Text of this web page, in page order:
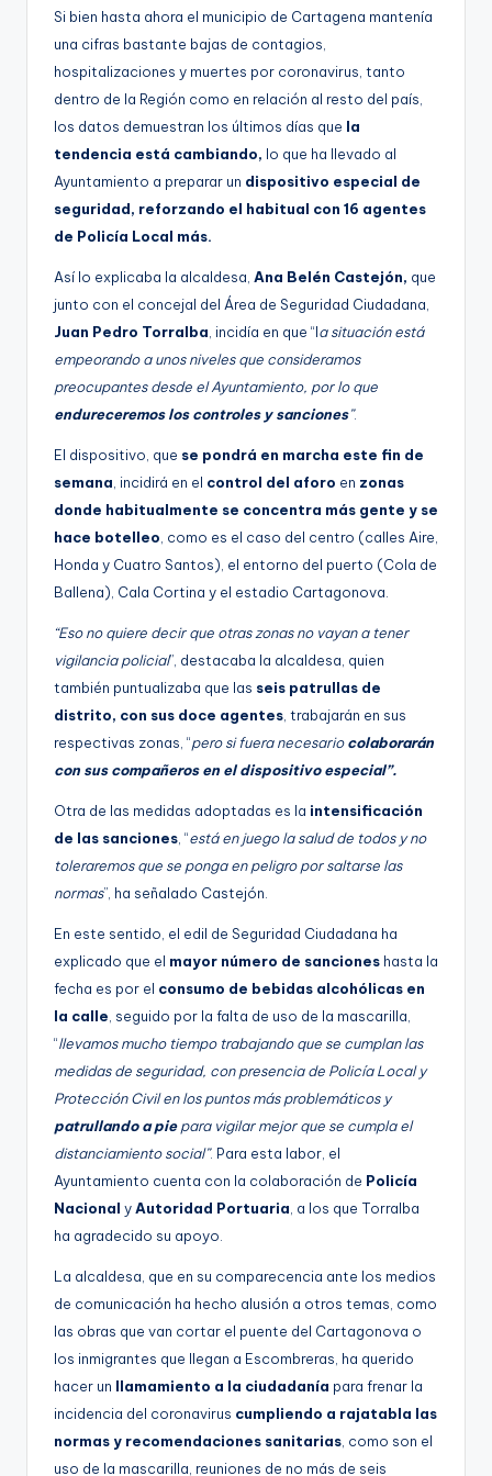
Si bien hasta ahora el municipio de Cartagena mantenía
una cifras bastante bajas de contagios,
hospitalizaciones y muertes por coronavirus, tanto
dentro de la Región como en relación al resto del país,
los datos demuestran los últimos días que la
tendencia está cambiando, lo que ha llevado al
Ayuntamiento a preparar un dispositivo especial de
seguridad, reforzando el habitual con 16 agentes
de Policía Local más.
Así lo explicaba la alcaldesa, Ana Belén Castejón, que
junto con el concejal del Área de Seguridad Ciudadana,
Juan Pedro Torralba , incidía en que “la situación está
empeorando a unos niveles que consideramos
preocupantes desde el Ayuntamiento, por lo que
endureceremos los controles y sanciones”.
El dispositivo, que se pondrá en marcha este fin de
semana , incidirá en el control del aforo en zonas
donde habitualmente se concentra más gente y se
hace botelleo , como es el caso del centro (calles Aire,
Honda y Cuatro Santos), el entorno del puerto (Cola de
Ballena), Cala Cortina y el estadio Cartagonova.
“Eso no quiere decir que otras zonas no vayan a tener
vigilancia policial”, destacaba la alcaldesa, quien
también puntualizaba que las seis patrullas de
distrito, con sus doce agentes , trabajarán en sus
respectivas zonas, “pero si fuera necesariocolaborarán
con sus compañeros en el dispositivo especial”.
Otra de las medidas adoptadas es la intensificación
de las sanciones , “está en juego la salud de todos y no
toleraremos que se ponga en peligro por saltarse las
normas”, ha señalado Castejón.
En este sentido, el edil de Seguridad Ciudadana ha
explicado que el mayor número de sanciones hasta la
fecha es por el consumo de bebidas alcohólicas en
la calle , seguido por la falta de uso de la mascarilla,
“llevamos mucho tiempo trabajando que se cumplan las
medidas de seguridad, con presencia de Policía Local y
Protección Civil en los puntos más problemáticos y
patrullando a piepara vigilar mejor que se cumpla el
distanciamiento social”. Para esta labor, el
Ayuntamiento cuenta con la colaboración de Policía
Nacional yAutoridad Portuaria , a los que Torralba
ha agradecido su apoyo.
La alcaldesa, que en su comparecencia ante los medios
de comunicación ha hecho alusión a otros temas, como
las obras que van cortar el puente del Cartagonova o
los inmigrantes que llegan a Escombreras, ha querido
hacer un llamamiento a la ciudadanía para frenar la
incidencia del coronavirus cumpliendo a rajatabla las
normas y recomendaciones sanitarias , como son el
uso de la mascarilla, reuniones de no más de seis